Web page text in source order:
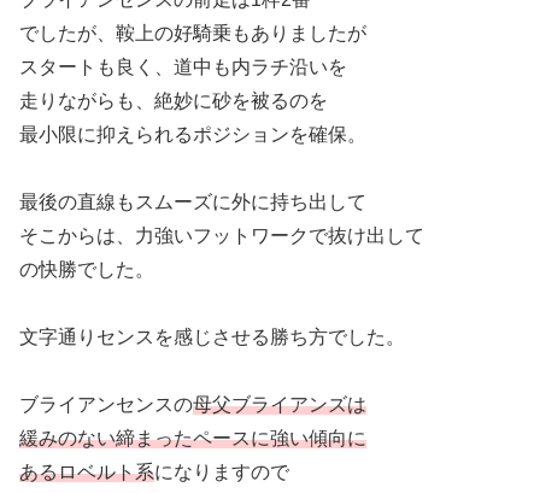
でしたが、鞍上の好騎乗もありましたが
スタートも良く、道中も内ラチ沿いを
走りながらも、絶妙に砂を被るのを
最小限に抑えられるポジションを確保。
最後の直線もスムーズに外に持ち出して
そこからは、力強いフットワークで抜け出して
の快勝でした。
文字通りセンスを感じさせる勝ち方でした。
ブライアンセンスの母父ブライアンズは
緩みのない締まったペースに強い傾向に
あるロベルト系になりますので